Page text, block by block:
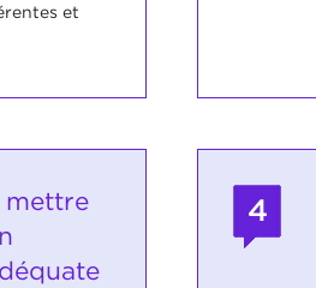
et
mettre
4